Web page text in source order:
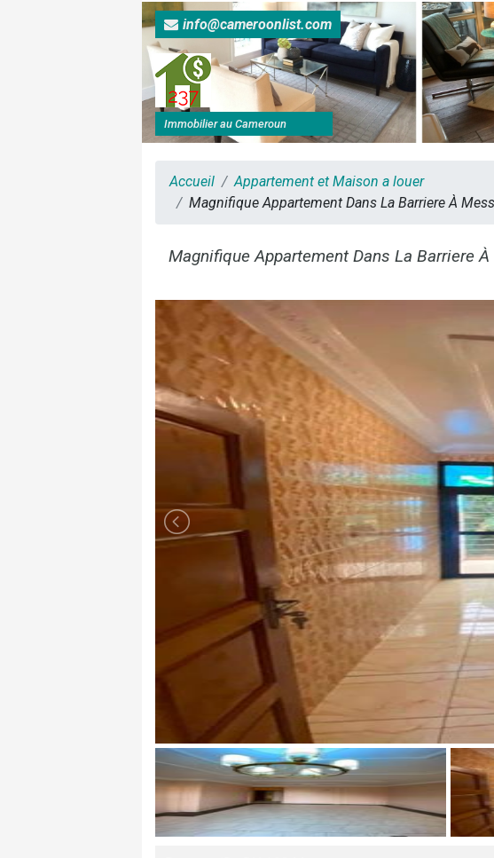
info@cameroonlist.com
Immobilier au Cameroun
Accueil
Appartement et Maison a louer
Magnifique Appartement Dans La Barriere À
Magnifique Appartement Dans La Barriere